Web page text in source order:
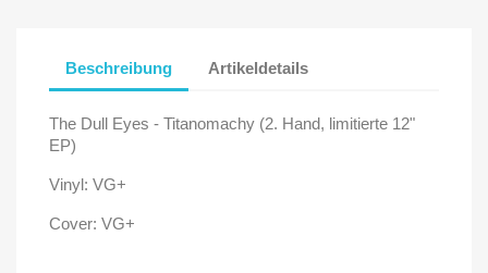
Beschreibung Artikeldetails
The Dull Eyes - Titanomachy (2. Hand, limitierte 12"
EP)
Vinyl: VG+
Cover: VG+